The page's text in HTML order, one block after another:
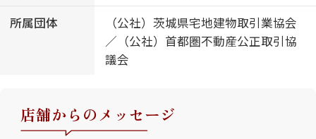
所属団体
（公社）茨城県宅地建物取引業協会
／（公社）首都圏不動産公正取引協
議会
店舗からのメッセージ